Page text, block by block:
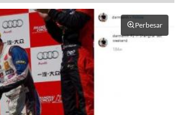
Perbesar